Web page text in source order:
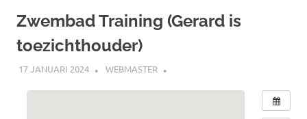
inhoud
Zwembad Training (Gerard is
toezichthouder)
17 JANUARI 2024 WEBMASTER